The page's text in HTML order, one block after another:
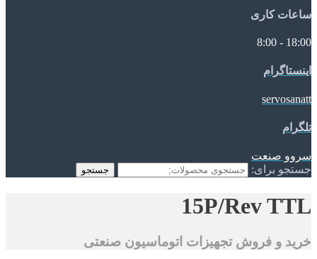
ساعات کاری
18:00 - 8:00
اینستاگرام
servosanatt
تلگرام
سروو صنعت
جستجو برای:
جستجو
15P/Rev TTL
خرید و فروش تجهیزات اتوماسیون صنعتی